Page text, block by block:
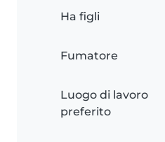
Ha figli
Fumatore
Luogo di lavoro
preferito